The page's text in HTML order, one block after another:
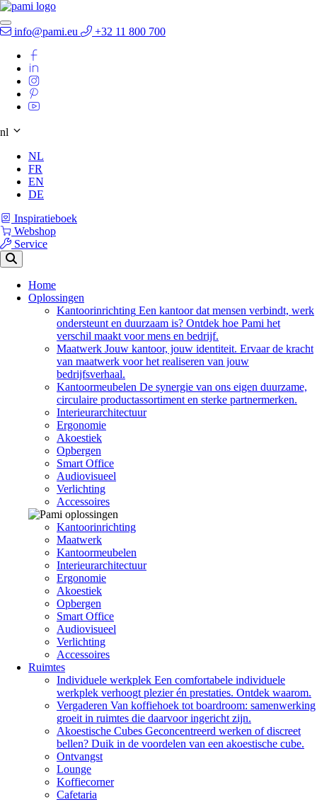
info@pami.eu +32 11 800 700
nl
NL
FR
EN
DE
Inspiratieboek
Webshop
Service
Home
Oplossingen
Kantoorinrichting Een kantoor dat mensen verbindt, werk
ondersteunt en duurzaam is? Ontdek hoe Pami het
verschil maakt voor mens en bedrijf.
Maatwerk Jouw kantoor, jouw identiteit. Ervaar de kracht
van maatwerk voor het realiseren van jouw
bedrijfsverhaal.
Kantoormeubelen De synergie van ons eigen duurzame,
circulaire productassortiment en sterke partnermerken.
Interieurarchitectuur
Ergonomie
Akoestiek
Opbergen
Smart Office
Audiovisueel
Verlichting
Accessoires
Kantoorinrichting
Maatwerk
Kantoormeubelen
Interieurarchitectuur
Ergonomie
Akoestiek
Opbergen
Smart Office
Audiovisueel
Verlichting
Accessoires
Ruimtes
Individuele werkplek Een comfortabele individuele
werkplek verhoogt plezier én prestaties. Ontdek waarom.
Vergaderen Van koffiehoek tot boardroom: samenwerking
groeit in ruimtes die daarvoor ingericht zijn.
Akoestische Cubes Geconcentreerd werken of discreet
bellen? Duik in de voordelen van een akoestische cube.
Ontvangst
Lounge
Koffiecorner
Cafetaria